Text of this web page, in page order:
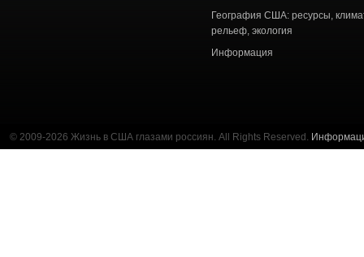
География США: ресурсы,
рельеф, экология
Информация
© 2009-2026 Жизнь в США глазами россиян. All Rights Reserved.